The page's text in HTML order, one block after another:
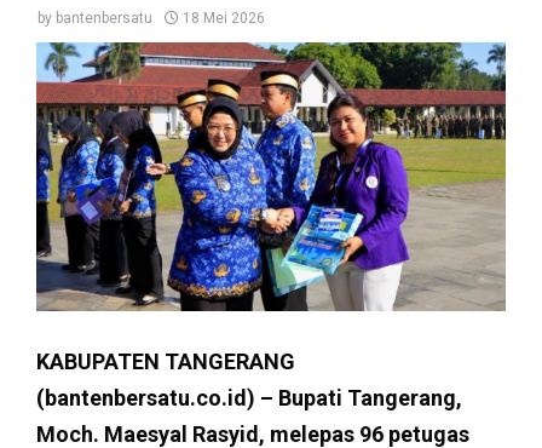
by bantenbersatu 18 Mei 2026
KABUPATEN TANGERANG
(bantenbersatu.co.id) – Bupati Tangerang,
Moch. Maesyal Rasyid, melepas 96 petugas